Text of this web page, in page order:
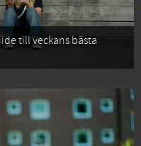
till veckans bästa